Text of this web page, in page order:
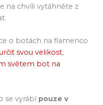
na chvíli vytáhněte z
o botách na flamenco
svou velikost,
světem bot na
se vyrábí pouze v